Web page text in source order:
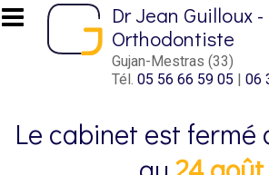
Aller au contenu principalDr Jean Guilloux -
Orthodontiste
Gujan-Mestras (33)
Tél.05 56 66 59 05 | 06
Le cabinet est fermé